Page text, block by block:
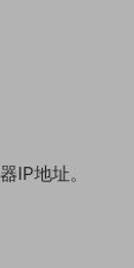
IP地址。